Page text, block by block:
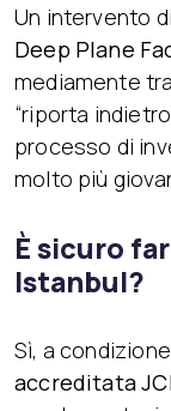
Un intervento
Deep Plane
mediamente
“riporta
processo di
molto più
È sicuro
Istanbul?
Sì, a
accreditata